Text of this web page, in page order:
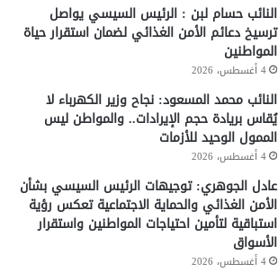
النائب حسام لبن : الرئيس السيسي يواصل
ترسيخ دعائم الأمن الغذائي لضمان استقرار حياة
المواطنين
4 أغسطس، 2026
النائب محمد المسعود: نجاح وزير الكهرباء لا
يُقاس بريادة حجم الإيرادات.. والمواطن ليس
الممول الوحيد للأزمات
4 أغسطس، 2026
عادل الجوهري: توجيهات الرئيس السيسي بشأن
الأمن الغذائي والحماية الاجتماعية تعكس رؤية
استباقية لتأمين احتياجات المواطنين واستقرار
الأسواق
4 أغسطس، 2026